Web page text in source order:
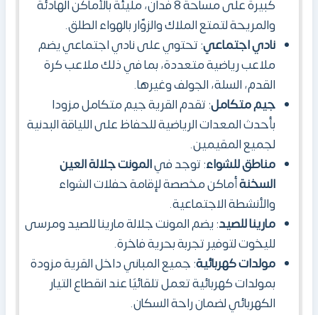
كبيرة على مساحة 8 فدان، مليئة بالأماكن الهادئة
والمريحة لتمتع الملاك والزوّار بالهواء الطلق.
نادي اجتماعي: تحتوي على نادي اجتماعي يضم
ملاعب رياضية متعددة، بما في ذلك ملاعب كرة
القدم، السلة، الجولف وغيرها.
جيم متكامل: تقدم القرية جيم متكامل مزودا
بأحدث المعدات الرياضية للحفاظ على اللياقة البدنية
لجميع المقيمين.
مناطق للشواء: توجد فيالمونت جلالة العين
السخنةأماكن مخصصة لإقامة حفلات الشواء
والأنشطة الاجتماعية.
مارينا للصيد: يضم المونت جلالة مارينا للصيد ومرسى
لليخوت لتوفير تجربة بحرية فاخرة.
مولدات كهربائية: جميع المباني داخل القرية مزودة
بمولدات كهربائية تعمل تلقائيًا عند انقطاع التيار
الكهربائي لضمان راحة السكان.